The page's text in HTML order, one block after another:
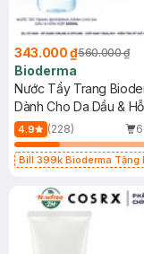
343.000 ₫560.000 ₫
Bioderma
Nước Tẩy Trang
Dành Cho Da Dầu &
500ml
4.9 (228)
Bill 399k Bioderma Tặng